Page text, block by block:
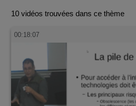
10 vidéos trouvées dans ce thème
00:18:07